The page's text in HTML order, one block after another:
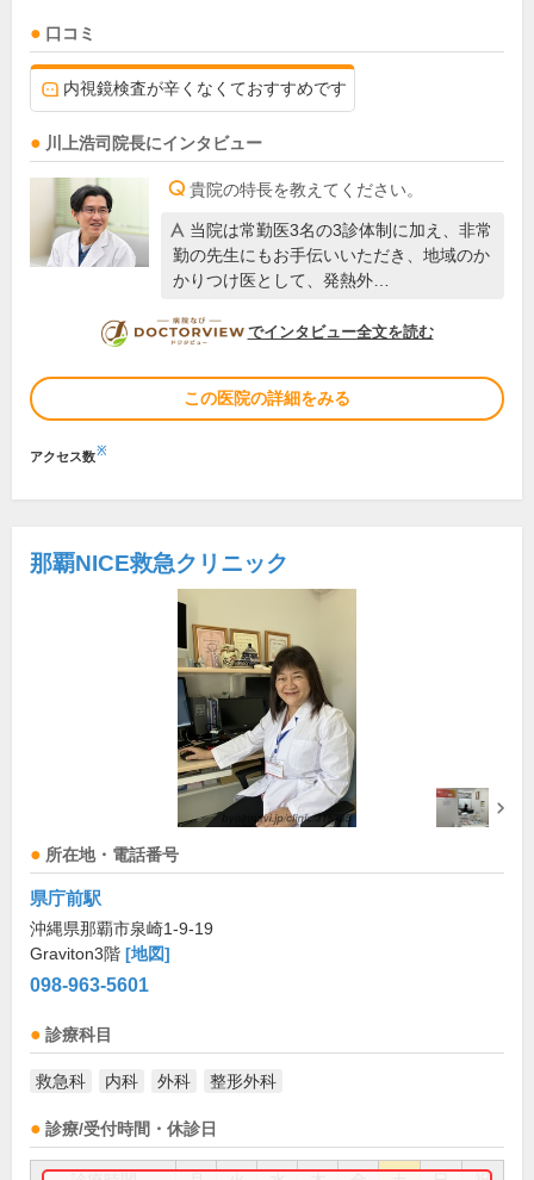
口コミ
内視鏡検査が辛くなくておすすめです
川上浩司 院長にインタビュー
貴院の特長を教えてください。
当院は常勤医3名の3診体制に加え、非常
勤の先生にもお手伝いいただき、地域のか
かりつけ医として、発熱外…
DOCTORVIEW
でインタビュー全文を読む
この医院の詳細をみる
アクセス数※
那覇NICE救急クリニック
所在地・電話番号
県庁前駅
沖縄県那覇市泉崎1-9-19
Graviton3階 [地図]
098-963-5601
診療科目
救急科 内科 外科 整形外科
診療/受付時間・休診日